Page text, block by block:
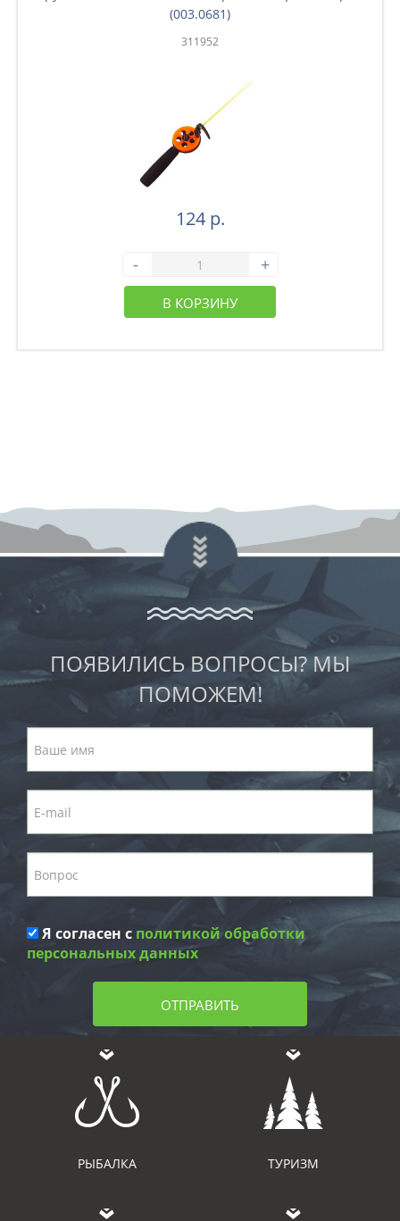
(003.0681)
311952
124 р.
- +
В КОРЗИНУ
ПОЯВИЛИСЬ ВОПРОСЫ? МЫ
ПОМОЖЕМ!
Я согласен с политикой обработки
персональных данных
ОТПРАВИТЬ
РЫБАЛКА ТУРИЗМ